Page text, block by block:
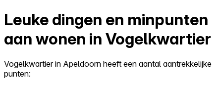
Leuke dingen en minpunten
aan wonen in Vogelkwartier
Vogelkwartier in Apeldoorn heeft een aantal aantrekkelijke
punten: